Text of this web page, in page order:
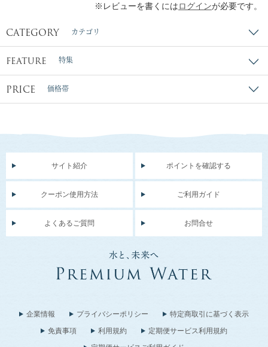
※レビューを書くにはログインが必要です。
CATEGORY カテゴリ
FEATURE 特集
PRICE 価格帯
サイト紹介 ポイントを確認する
クーポン使用方法 ご利用ガイド
よくあるご質問 お問合せ
企業情報 プライバシーポリシー
特定商取引に基づく表示
免責事項
利用規約
定期便サービス利用規約